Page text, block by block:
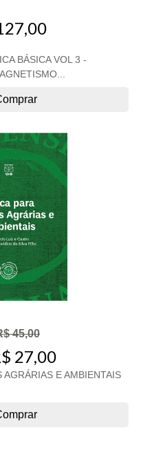
BÁSICA VOL 3 -
45,00
27,00
AGRÁRIAS E AMBIENTAIS